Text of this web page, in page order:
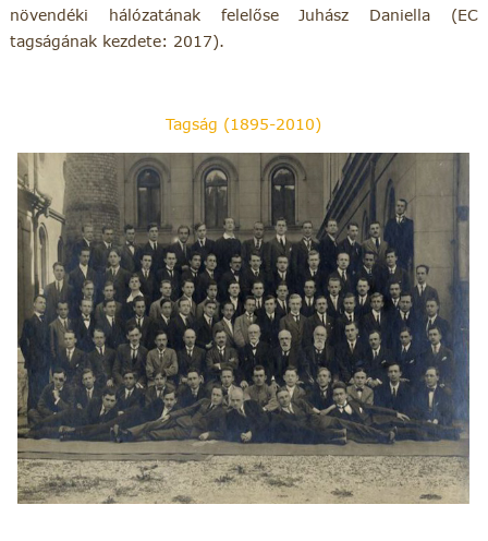
növendéki hálózatának felelőse Juhász Daniella (EC
tagságának kezdete: 2017).
Tagság (1895-2010)